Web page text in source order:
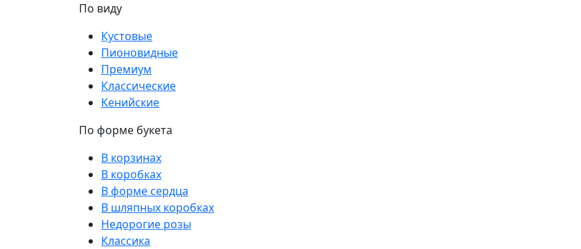
По виду
Кустовые
Пионовидные
Премиум
Классические
Кенийские
По форме букета
В корзинах
В коробках
В форме сердца
В шляпных коробках
Недорогие розы
Классика